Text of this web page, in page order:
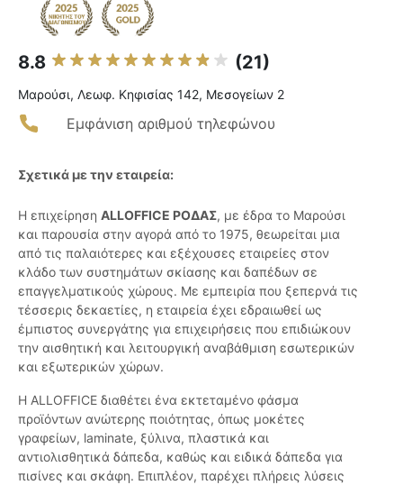
8.8 (21)
Μαρούσι, Λεωφ. Κηφισίας 142, Μεσογείων 2
Εμφάνιση αριθμού τηλεφώνου
Σχετικά με την εταιρεία:
Η επιχείρηση ALLOFFICE ΡΟΔΑΣ, με έδρα το Μαρούσι
και παρουσία στην αγορά από το 1975, θεωρείται μια
από τις παλαιότερες και εξέχουσες εταιρείες στον
κλάδο των συστημάτων σκίασης και δαπέδων σε
επαγγελματικούς χώρους. Με εμπειρία που ξεπερνά τις
τέσσερις δεκαετίες, η εταιρεία έχει εδραιωθεί ως
έμπιστος συνεργάτης για επιχειρήσεις που επιδιώκουν
την αισθητική και λειτουργική αναβάθμιση εσωτερικών
και εξωτερικών χώρων.
Η ALLOFFICE διαθέτει ένα εκτεταμένο φάσμα
προϊόντων ανώτερης ποιότητας, όπως μοκέτες
γραφείων, laminate, ξύλινα, πλαστικά και
αντιολισθητικά δάπεδα, καθώς και ειδικά δάπεδα για
πισίνες και σκάφη. Επιπλέον, παρέχει πλήρεις λύσεις